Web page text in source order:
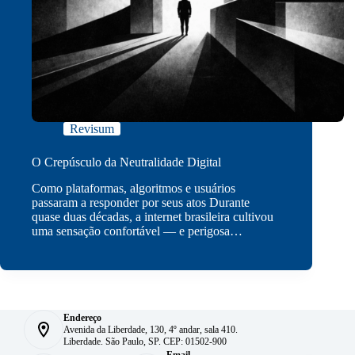
Revisum
O Crepúsculo da Neutralidade Digital
Como plataformas, algoritmos e usuários
passaram a responder por seus atos Durante
quase duas décadas, a internet brasileira cultivou
uma sensação confortável — e perigosa…
Endereço
Avenida da Liberdade, 130, 4º andar, sala 410.
Liberdade. São Paulo, SP. CEP: 01502-900